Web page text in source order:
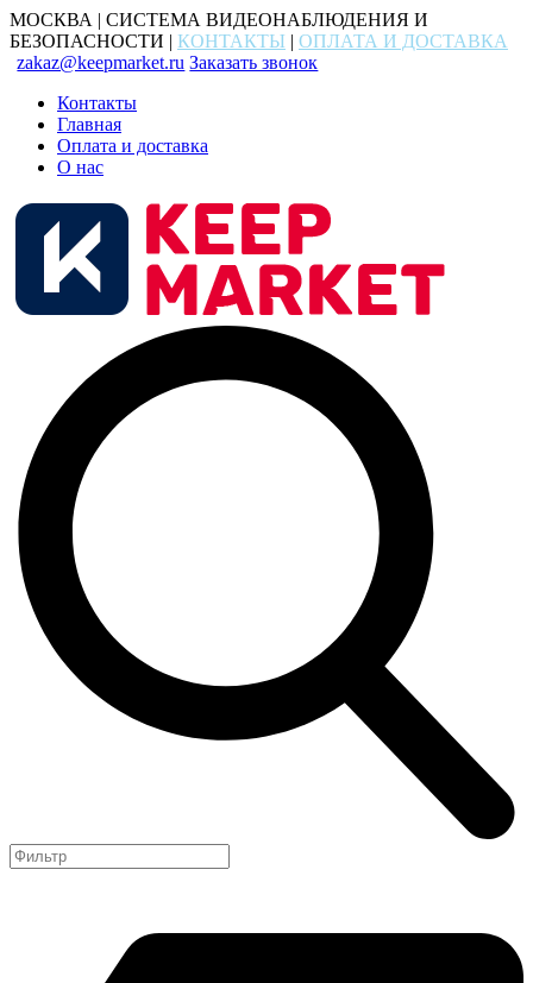
МОСКВА | СИСТЕМА ВИДЕОНАБЛЮДЕНИЯ И
БЕЗОПАСНОСТИ | КОНТАКТЫ | ОПЛАТА И ДОСТАВКА
zakaz@keepmarket.ru Заказать звонок
Контакты
Главная
Оплата и доставка
О нас